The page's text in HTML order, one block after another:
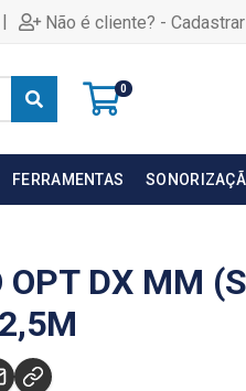
| Não é cliente? - Cadastrar
0
FERRAMENTAS
OPT DX MM